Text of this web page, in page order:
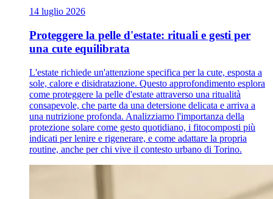
14 luglio 2026
Proteggere la pelle d'estate: rituali e gesti per
una cute equilibrata
L'estate richiede un'attenzione specifica per la cute, esposta a
sole, calore e disidratazione. Questo approfondimento esplora
come proteggere la pelle d'estate attraverso una ritualità
consapevole, che parte da una detersione delicata e arriva a
una nutrizione profonda. Analizziamo l'importanza della
protezione solare come gesto quotidiano, i fitocomposti più
indicati per lenire e rigenerare, e come adattare la propria
routine, anche per chi vive il contesto urbano di Torino.